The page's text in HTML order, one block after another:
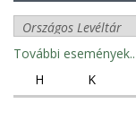
További események..
H
K